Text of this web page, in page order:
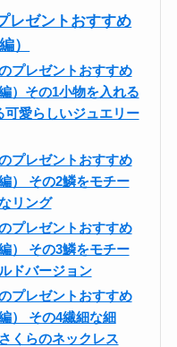
レゼントおすすめ
）
プレゼントおすすめ
）その1小物を入れる
愛らしいジュエリー
プレゼントおすすめ
） その2鱗をモチー
リング
プレゼントおすすめ
） その3鱗をモチー
ドバージョン
プレゼントおすすめ
） その4繊細な細
くらのネックレス